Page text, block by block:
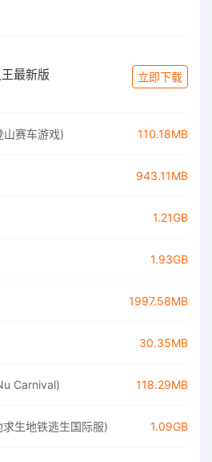
最新版 立即下载
赛车游戏) 110.18MB
943.11MB
1.21GB
1.93GB
1997.58MB
30.35MB
Carnival) 118.29MB
生地铁逃生国际服) 1.09GB